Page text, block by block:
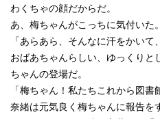
わくちゃの顔だからだ。
あ、梅ちゃんがこっちに気付いた。
「あらあら、そんなに汗をかいて
おばあちゃんらしい、ゆっくりと
ちゃんの登場だ。
「梅ちゃん！私たちこれから図書
奈緒は元気良く梅ちゃんに報告を